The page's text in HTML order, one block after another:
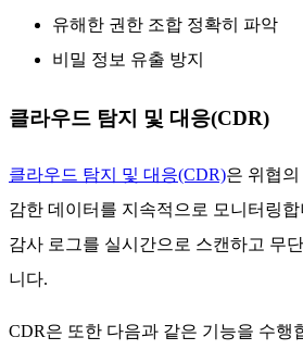
유해한 권한 조합 정확히 파악
비밀 정보 유출 방지
클라우드 탐지 및 대응(CDR)
클라우드 탐지 및 대응(CDR)은 위협
감한 데이터를 지속적으로 모니터링
감사 로그를 실시간으로 스캔하고 무
니다.
CDR은 또한 다음과 같은 기능을 수행